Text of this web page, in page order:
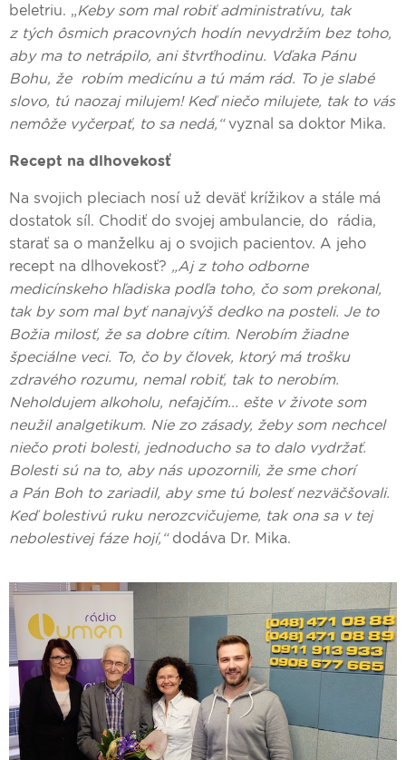
beletriu. „Keby som mal robiť administratívu, tak
z tých ôsmich pracovných hodín nevydržím bez toho,
aby ma to netrápilo, ani štvrťhodinu. Vďaka Pánu
Bohu, že robím medicínu a tú mám rád. To je slabé
slovo, tú naozaj milujem! Keď niečo milujete, tak to vás
nemôže vyčerpať, to sa nedá,“ vyznal sa doktor Mika.
Recept na dlhovekosť
Na svojich pleciach nosí už deväť krížikov a stále má
dostatok síl. Chodiť do svojej ambulancie, do rádia,
starať sa o manželku aj o svojich pacientov. A jeho
recept na dlhovekosť? „Aj z toho odborne
medicínskeho hľadiska podľa toho, čo som prekonal,
tak by som mal byť nanajvýš dedko na posteli. Je to
Božia milosť, že sa dobre cítim. Nerobím žiadne
špeciálne veci. To, čo by človek, ktorý má trošku
zdravého rozumu, nemal robiť, tak to nerobím.
Neholdujem alkoholu, nefajčím... ešte v živote som
neužil analgetikum. Nie zo zásady, žeby som nechcel
niečo proti bolesti, jednoducho sa to dalo vydržať.
Bolesti sú na to, aby nás upozornili, že sme chorí
a Pán Boh to zariadil, aby sme tú bolesť nezväčšovali.
Keď bolestivú ruku nerozcvičujeme, tak ona sa v tej
nebolestivej fáze hojí,“dodáva Dr. Mika.